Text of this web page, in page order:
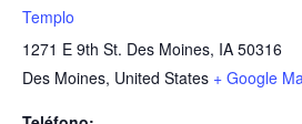
Templo
1271 E 9th St. Des Moines, IA 50316
Des Moines, United States + Google